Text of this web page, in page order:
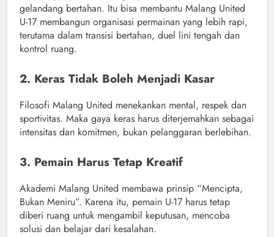
gelandang bertahan. Itu bisa membantu Malang United
U-17 membangun organisasi permainan yang lebih rapi,
terutama dalam transisi bertahan, duel lini tengah dan
kontrol ruang.
2. Keras Tidak Boleh Menjadi Kasar
Filosofi Malang United menekankan mental, respek dan
sportivitas. Maka gaya keras harus diterjemahkan sebagai
intensitas dan komitmen, bukan pelanggaran berlebihan.
3. Pemain Harus Tetap Kreatif
Akademi Malang United membawa prinsip “Mencipta,
Bukan Meniru”. Karena itu, pemain U-17 harus tetap
diberi ruang untuk mengambil keputusan, mencoba
solusi dan belajar dari kesalahan.